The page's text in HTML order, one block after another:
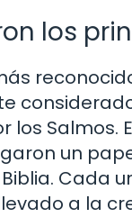
los
los Salmos.
un
Cada
a la